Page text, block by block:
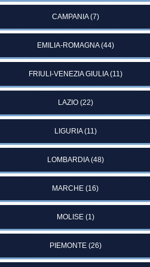
CAMPANIA(7)
EMILIA-ROMAGNA(44)
FRIULI-VENEZIA GIULIA(11)
LAZIO(22)
LIGURIA(11)
LOMBARDIA(48)
MARCHE (16)
MOLISE(1)
PIEMONTE(26)